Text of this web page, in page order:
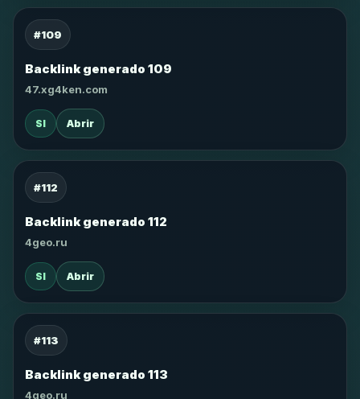
#109
Backlink generado 109
47.xg4ken.com
SI Abrir
#112
Backlink generado 112
4geo.ru
SI Abrir
#113
Backlink generado 113
4geo.ru